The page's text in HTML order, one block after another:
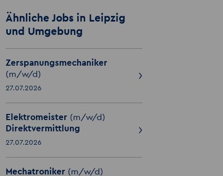
Ähnliche Jobs in Leipzig
und Umgebung
Zerspanungsmechaniker
(m/w/d)
27.07.2026
Elektromeister (m/w/d)
Direktvermittlung
27.07.2026
Mechatroniker (m/w/d)